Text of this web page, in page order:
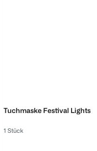
Tuchmaske Festival Lights
1 Stück